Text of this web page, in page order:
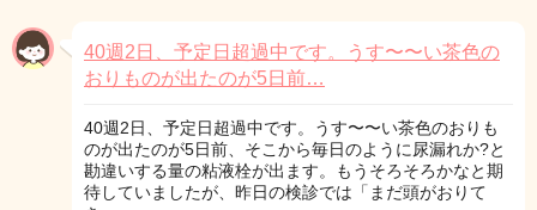
40週2日、予定日超過中です。うす〜〜い茶色の
おりものが出たのが5日前…
40週2日、予定日超過中です。うす〜〜い茶色のおりも
のが出たのが5日前、そこから毎日のように尿漏れか?と
勘違いする量の粘液栓が出ます。もうそろそろかなと期
待していましたが、昨日の検診では「まだ頭がおりて